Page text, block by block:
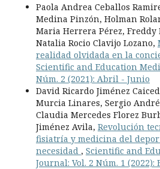
Paola Andrea Ceballos
Medina Pinzón, Holman
Maria Herrera Pérez, Freddy
Natalia Rocio Clavijo Lozano,
realidad olvidada en la
Scientific and Education
Núm. 2 (2021): Abril - Junio
David Ricardo Jiménez
Murcia Linares, Sergio
Claudia Mercedes Florez
Jiménez Avila, Revolución
fisiatría y medicina del
necesidad , Scientific and
Journal: Vol. 2 Núm. 1 (2022):